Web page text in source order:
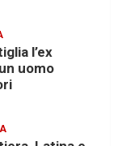
l’ex
uomo